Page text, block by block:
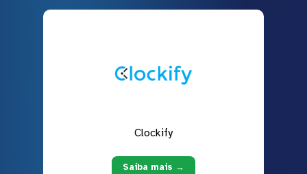
Clockify
Saiba mais →